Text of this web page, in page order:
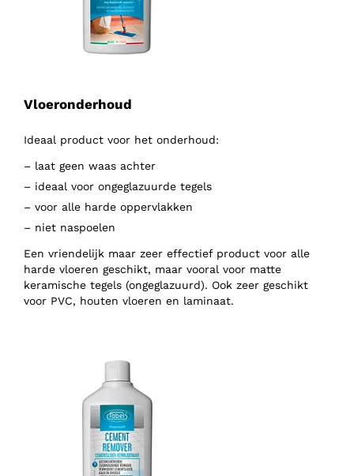
Vloeronderhoud
Ideaal product voor het onderhoud:
– laat geen waas achter
– ideaal voor ongeglazuurde tegels
– voor alle harde oppervlakken
– niet naspoelen
Een vriendelijk maar zeer effectief product voor alle
harde vloeren geschikt, maar vooral voor matte
keramische tegels (ongeglazuurd). Ook zeer geschikt
voor PVC, houten vloeren en laminaat.